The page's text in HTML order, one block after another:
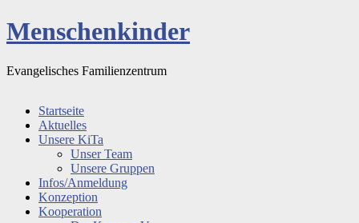
Menschenkinder
Evangelisches Familienzentrum
Startseite
Aktuelles
Unsere KiTa
Unser Team
Unsere Gruppen
Infos/Anmeldung
Konzeption
Kooperation